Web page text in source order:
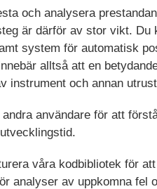
och analysera
är därför av stor vikt. Du
system för automatisk
alltså att en
instrument och annan
användare för att
våra kodbibliotek för
analyser av uppkomna fel